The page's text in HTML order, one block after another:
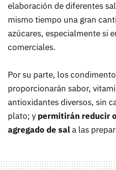
elaboración de diferentes
mismo tiempo una gran
azúcares, especialmente si
comerciales.
Por su parte, los
proporcionarán sabor,
antioxidantes diversos, sin
plato; y permitirán reducir
agregado de sala las